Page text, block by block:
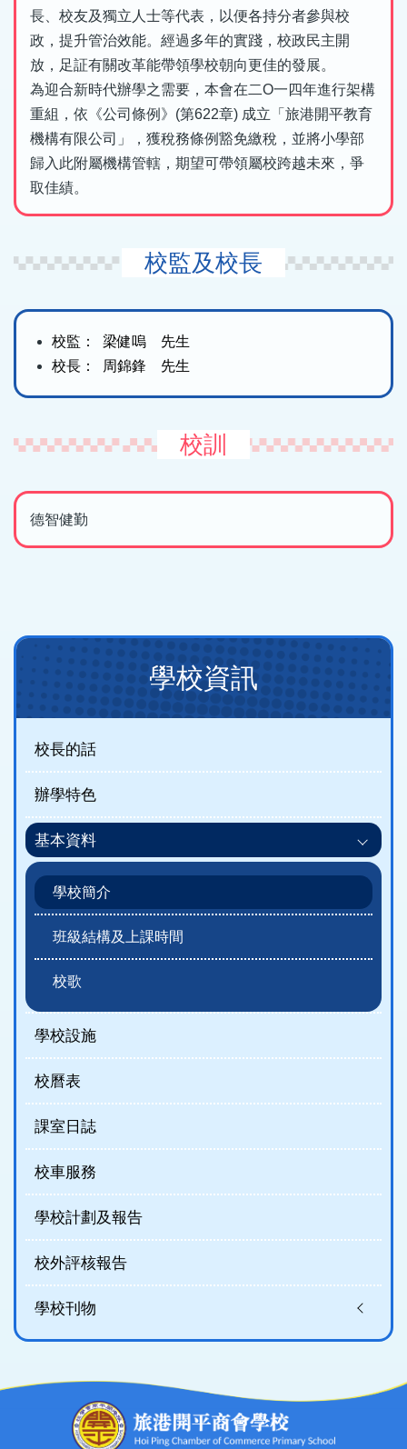
長、校友及獨立人士等代表，以便各持分者參與校
政，提升管治效能。經過多年的實踐，校政民主開
放，足証有關改革能帶領學校朝向更佳的發展。
為迎合新時代辦學之需要，本會在二O一四年進行架構
重組，依《公司條例》(第622章) 成立「旅港開平教育
機構有限公司」，獲稅務條例豁免繳稅，並將小學部
歸入此附屬機構管轄，期望可帶領屬校跨越未來，爭
取佳績。
校監及校長
校監： 梁健嗚 先生
校長： 周錦鋒 先生
校訓
德智健勤
Main
(new)
學校資訊
校長的話
辦學特色
基本資料
學校簡介
班級結構及上課時間
校歌
學校設施
校曆表
課室日誌
校車服務
學校計劃及報告
校外評核報告
學校刊物